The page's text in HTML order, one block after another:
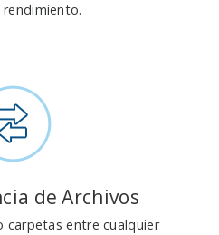
de Archivos
carpetas entre cualquier